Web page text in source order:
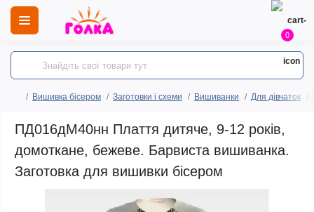
0
Вишивка бісером Заготовки і схеми Вишиванки Для дівчаток
ПД016дМ40нн Плаття дитяче, 9-12 років,
домоткане, бежеве. Барвиста вишиванка.
Заготовка для вишивки бісером